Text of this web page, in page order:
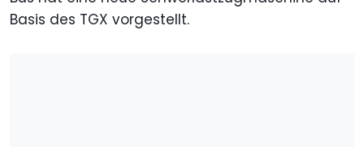
Basis des TGX vorgestellt.